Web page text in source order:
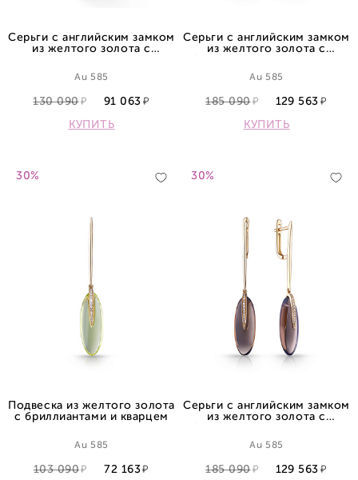
Серьги с английским замком
из желтого золота с
Au 585
130 090
91 063
КУПИТЬ
Серьги с английским замком
из желтого золота с
Au 585
185 090
129 563
КУПИТЬ
30%
Подвеска из желтого золота
с бриллиантами и кварцем
Au 585
103 090
72 163
30%
Серьги с английским замком
из желтого золота с
Au 585
185 090
129 563